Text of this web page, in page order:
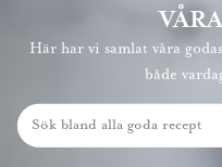
Här har vi samlat våra
både